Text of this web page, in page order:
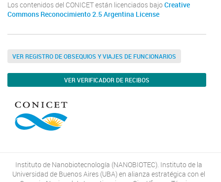
Los contenidos del CONICET están licenciados bajo Creative
Commons Reconocimiento 2.5 Argentina License
VER REGISTRO DE OBSEQUIOS Y VIAJES DE FUNCIONARIOS
VER VERIFICADOR DE RECIBOS
Instituto de Nanobiotecnología (NANOBIOTEC). Instituto de la
Universidad de Buenos Aires (UBA) en alianza estratégica con el